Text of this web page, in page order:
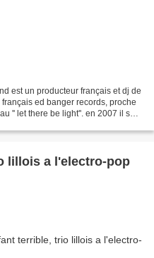
est un producteur français et dj de
ed banger records, proche
'' let there be light''. en 2007 il sort
lillois a l'electro-pop